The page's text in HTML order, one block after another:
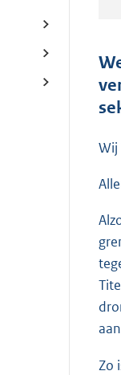
Wij
Zo